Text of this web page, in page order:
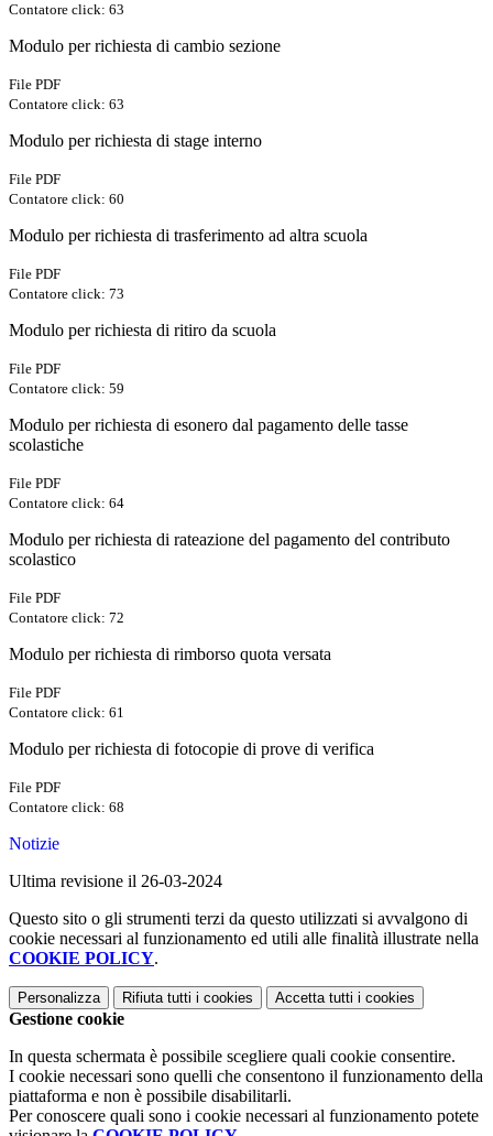
Contatore click: 63
Modulo per richiesta di cambio sezione
File PDF
Contatore click: 63
Modulo per richiesta di stage interno
File PDF
Contatore click: 60
Modulo per richiesta di trasferimento ad altra scuola
File PDF
Contatore click: 73
Modulo per richiesta di ritiro da scuola
File PDF
Contatore click: 59
Modulo per richiesta di esonero dal pagamento delle tasse
scolastiche
File PDF
Contatore click: 64
Modulo per richiesta di rateazione del pagamento del contributo
scolastico
File PDF
Contatore click: 72
Modulo per richiesta di rimborso quota versata
File PDF
Contatore click: 61
Modulo per richiesta di fotocopie di prove di verifica
File PDF
Contatore click: 68
Notizie
Ultima revisione il 26-03-2024
Questo sito o gli strumenti terzi da questo utilizzati si avvalgono di
cookie necessari al funzionamento ed utili alle finalità illustrate nella
COOKIE POLICY.
Personalizza Rifiuta tutti i cookies Accetta tutti i cookies
Gestione cookie
In questa schermata è possibile scegliere quali cookie consentire.
I cookie necessari sono quelli che consentono il funzionamento della
piattaforma e non è possibile disabilitarli.
Per conoscere quali sono i cookie necessari al funzionamento potete